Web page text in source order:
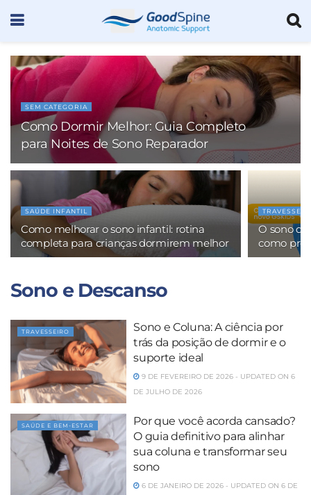
SEM CATEGORIA
Como Dormir Melhor: Guia Completo
para Noites de Sono Reparador
SAÚDE INFANTIL
Como melhorar o sono infantil: rotina
completa para crianças dormirem melhor
O sono
como
Sono e Descanso
TRAVESSEIRO
Sono e Coluna: A ciência por
trás da posição de dormir e o
suporte ideal
9 DE FEVEREIRO DE 2026 - UPDATED ON 6
DE JULHO DE 2026
SAÚDE E BEM-ESTAR
Por que você acorda cansado?
O guia definitivo para alinhar
sua coluna e transformar seu
sono
6 DE JANEIRO DE 2026 - UPDATED ON 6 DE